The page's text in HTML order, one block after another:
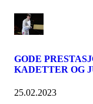
GODE
KADETTER OG
25.02.2023